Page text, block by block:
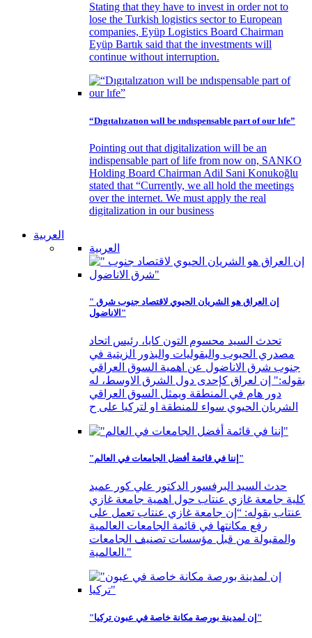
Stating that they have to invest in order not to
lose the Turkish logistics sector to European
companies, Eyüp Logistics Board Chairman
Eyüp Bartık said that the investments will
continue without interruption.
“Dıgıtalızatıon wıll be ındıspensable part of our lıfe”
Pointing out that digitalization will be an
indispensable part of life from now on, SANKO
Holding Board Chairman Adil Sani Konukoğlu
stated that “Currently, we all hold the meetings
over the internet. We must apply the real
digitalization in our business
العربية
العربية
" إن العراق هو الشريان الحيوي لاقتصاد جنوب شرق
الاناضول"
تحدث السيد محسوم التون كايا، رئيس اتحاد
مصدري الحبوب والبقوليات والبذور الزيتية في
جنوب شرق الاناضول عن اهمية السوق العراقي
بقوله:" إن لعراق كإحدى دول الشرق الاوسط، له
دور هام في المنطقة ويمثل السوق العراقي
الشريان الحيوي سواء للمنطقة او لتركيا على ح
"إننا في قائمة أفضل الجامعات في العالم"
حدث السيد البرفسور الدكتور علي كور عميد
كلية جامعة غازي عنتاب حول اهمية جامعة غازي
عنتاب بقوله: “إن جامعة غازي عنتاب تعمل على
رفع مكانتها في قائمة الجامعات العالمية
والمقبولة من قبل مؤسسات تصنيف الجامعات
العالمية."
"إن لمدينة بورصة مكانة خاصة في عبون تركيا"